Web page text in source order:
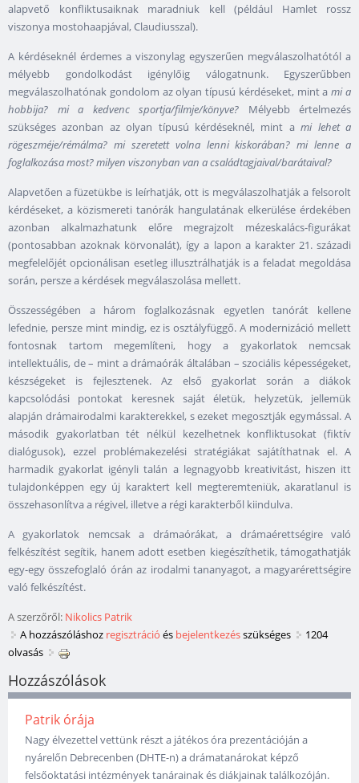
alapvető konfliktusaiknak maradniuk kell (például Hamlet rossz
viszonya mostohaapjával, Claudiusszal).
A kérdéseknél érdemes a viszonylag egyszerűen megválaszolhatótól a
mélyebb gondolkodást igénylőig válogatnunk. Egyszerűbben
megválaszolhatónak gondolom az olyan típusú kérdéseket, mint ami a
hobbija? mi a kedvenc sportja/filmje/könyve? Mélyebb értelmezés
szükséges azonban az olyan típusú kérdéseknél, mint ami lehet a
rögeszméje/rémálma? mi szeretett volna lenni kiskorában? mi lenne a
foglalkozása most? milyen viszonyban van a családtagjaival/barátaival?
Alapvetően a füzetükbe is leírhatják, ott is megválaszolhatják a felsorolt
kérdéseket, a közismereti tanórák hangulatának elkerülése érdekében
azonban alkalmazhatunk előre megrajzolt mézeskalács-figurákat
(pontosabban azoknak körvonalát), így a lapon a karakter 21. századi
megfelelőjét opcionálisan esetleg illusztrálhatják is a feladat megoldása
során, persze a kérdések megválaszolása mellett.
Összességében a három foglalkozásnak egyetlen tanórát kellene
lefednie, persze mint mindig, ez is osztályfüggő. A modernizáció mellett
fontosnak tartom megemlíteni, hogy a gyakorlatok nemcsak
intellektuális, de – mint a drámaórák általában – szociális képességeket,
készségeket is fejlesztenek. Az első gyakorlat során a diákok
kapcsolódási pontokat keresnek saját életük, helyzetük, jellemük
alapján drámairodalmi karakterekkel, s ezeket megosztják egymással. A
második gyakorlatban tét nélkül kezelhetnek konfliktusokat (fiktív
dialógusok), ezzel problémakezelési stratégiákat sajátíthatnak el. A
harmadik gyakorlat igényli talán a legnagyobb kreativitást, hiszen itt
tulajdonképpen egy új karaktert kell megteremteniük, akaratlanul is
összehasonlítva a régivel, illetve a régi karakterből kiindulva.
A gyakorlatok nemcsak a drámaórákat, a drámaérettségire való
felkészítést segítik, hanem adott esetben kiegészíthetik, támogathatják
egy-egy összefoglaló órán az irodalmi tananyagot, a magyarérettségire
való felkészítést.
A szerzőről: Nikolics Patrik
A hozzászóláshoz regisztráció és bejelentkezésszükséges
1204
olvasás
Hozzászólások
Patrik órája
Nagy élvezettel vettünk részt a játékos óra prezentációján a
nyárelőn Debrecenben (DHTE-n) a drámatanárokat képző
felsőoktatási intézmények tanárainak és diákjainak találkozóján.